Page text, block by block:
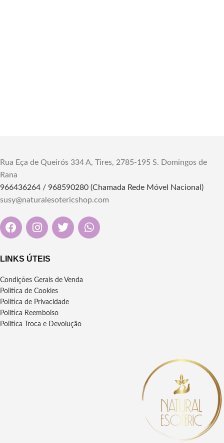
Rua Eça de Queirós 334 A, Tires, 2785-195 S. Domingos de
Rana
966436264 / 968590280 (Chamada Rede Móvel Nacional)
susy@naturalesotericshop.com
LINKS ÚTEIS
Condições Gerais de Venda
Política de Cookies
Política de Privacidade
Politica Reembolso
Politica Troca e Devolução